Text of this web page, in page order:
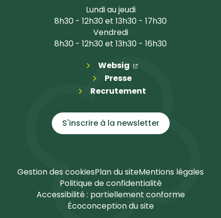
Lundi au jeudi
8h30 - 12h30 et 13h30 - 17h30
Vendredi
8h30 - 12h30 et 13h30 - 16h30
Websig (ouverture dans un
(ouverture dans
Presse
Recrutement
S'inscrire à la newsletter
Gestion des cookiesPlan du siteMentions légales
Politique de confidentialité
Accessibilité : partiellement conforme
Écoconception du site